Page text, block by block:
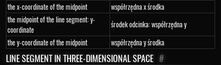
the x-coordinate of the midpoint
współrzędna x środka
the midpoint of the line segment: y-
coordinate
środek odcinka: współrzędna y
the y-coordinate of the midpoint
współrzędna y środka
LINE SEGMENT IN THREE-DIMENSIONAL SPACE #